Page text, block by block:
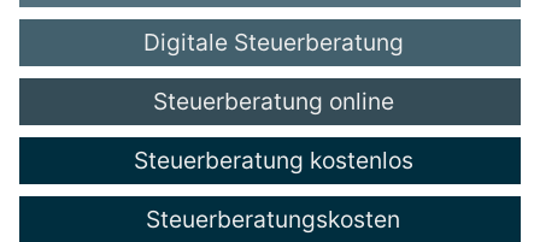
Digitale Steuerberatung
Steuerberatung online
Steuerberatung kostenlos
Steuerberatungskosten